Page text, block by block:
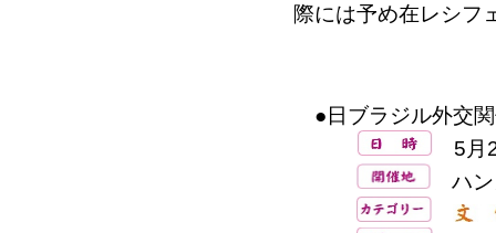
際には予め在レシフ
●日ブラジル外交
5月
ハン